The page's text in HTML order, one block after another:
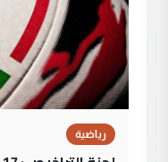
رياضية